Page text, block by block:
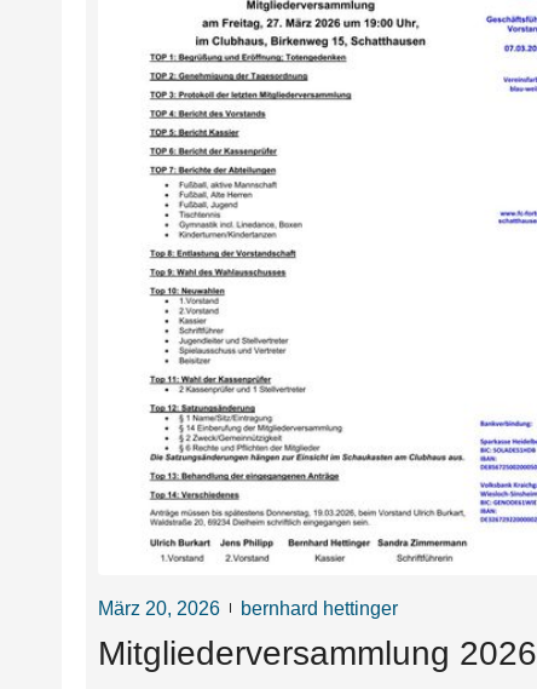
März 20, 2026 bernhard hettinger
Mitgliederversammlung 2026